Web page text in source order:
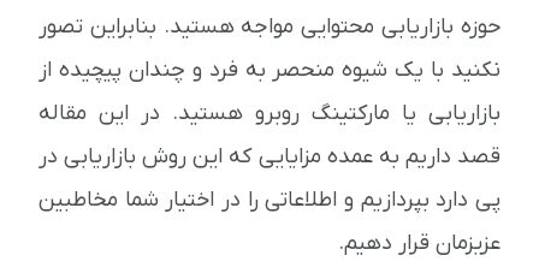
حوزه بازاریابی محتوایی مواجه هستید. بنابراین تصور
نکنید با یک شیوه منحصر به فرد و چندان پیچیده از
بازاریابی یا مارکتینگ روبرو هستید. در این مقاله
قصد داریم به عمده مزایایی که این روش بازاریابی در
پی دارد بپردازیم و اطلاعاتی را در اختیار شما مخاطبین
عزیزمان قرار دهیم.